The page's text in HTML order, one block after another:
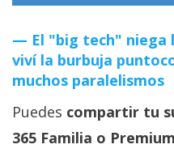
Sistemas
operativos
Profesional
El "big tech" niega
viví la burbuja
muchos paralelismos
Puedes compartir tu
365 Familia o Premium